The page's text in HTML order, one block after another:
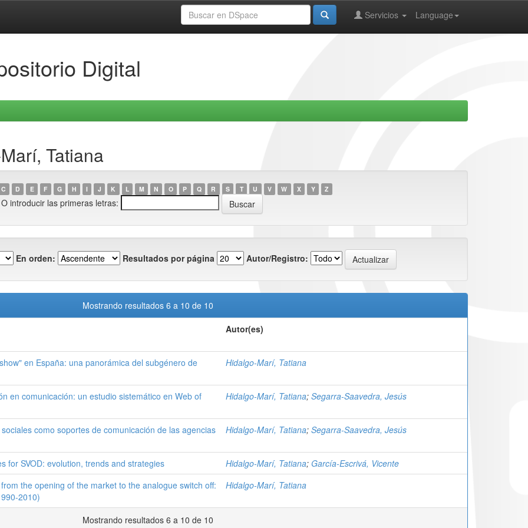
Language
Servicios
Digital
Tatiana
C D E F G H I J K L M N O P Q R S T U V W X Y Z
O introducir las primeras letras:
En orden: Resultados por página Autor/Registro:
Mostrando resultados 6 a 10 de 10
Autor(es)
en España: una panorámica del subgénero de
Hidalgo-Marí, Tatiana
en comunicación: un estudio sistemático en Web of
Hidalgo-Marí, Tatiana; Segarra-Saavedra, Jesús
como soportes de comunicación de las agencias
Hidalgo-Marí, Tatiana; Segarra-Saavedra, Jesús
for SVOD: evolution, trends and strategies Hidalgo-Marí, Tatiana; García-Escrivá, Vicente
the opening of the market to the analogue switch off:
2010)
Hidalgo-Marí, Tatiana
Mostrando resultados 6 a 10 de 10